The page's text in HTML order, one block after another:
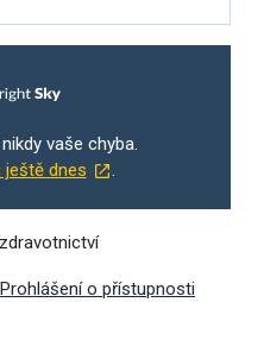
vaše chyba.
dnes
Prohlášení o přístupnosti